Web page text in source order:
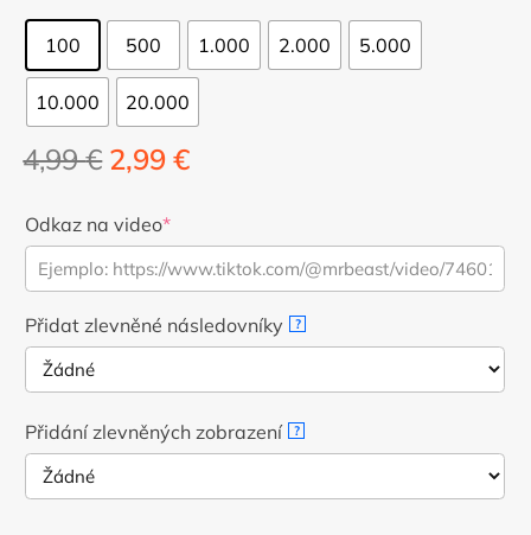
100 500 1.000 2.000 5.000
10.000 20.000
4,99€ Původní
byla:
4,99
€.
2,99€Aktuální
2,99
€.
Odkaz na video*
Přidat zlevněné následovníky ?
Přidání zlevněných zobrazení ?